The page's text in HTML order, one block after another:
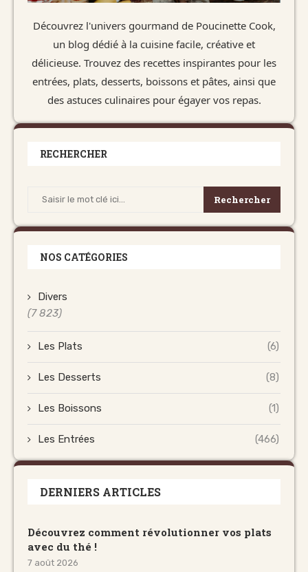
Découvrez l'univers gourmand de Poucinette Cook,
un blog dédié à la cuisine facile, créative et
délicieuse. Trouvez des recettes inspirantes pour les
entrées, plats, desserts, boissons et pâtes, ainsi que
des astuces culinaires pour égayer vos repas.
RECHERCHER
Rechercher
NOS CATÉGORIES
Divers
(7 823)
Les Plats (6)
Les Desserts (8)
Les Boissons (1)
Les Entrées (466)
DERNIERS ARTICLES
Découvrez comment révolutionner vos plats
avec du thé !
7 août 2026